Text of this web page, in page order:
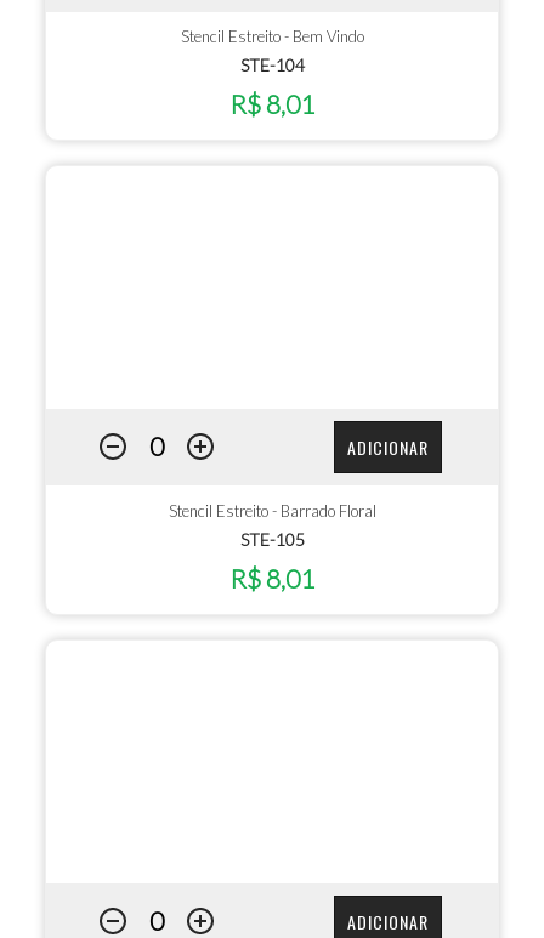
Stencil Estreito - Bem Vindo
STE-104
R$ 8,01
ADICIONAR
Stencil Estreito - Barrado Floral
STE-105
R$ 8,01
ADICIONAR